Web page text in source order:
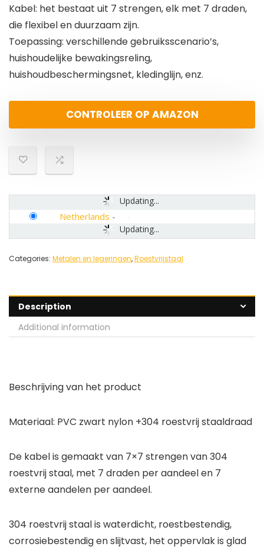
Kabel: het bestaat uit 7 strengen, elk met 7 draden,
die flexibel en duurzaam zijn.
Toepassing: verschillende gebruiksscenario’s,
huishoudelijke bewakingsreling,
huishoudbeschermingsnet, kledinglijn, enz.
CONTROLEER OP AMAZON
Updating...
Updating...
Netherlands -
Categories: Metalen en legeringen,Roestvrijstaal
Description
Additional information
Beschrijving van het product
Materiaal: PVC zwart nylon +304 roestvrij staaldraad
De kabel is gemaakt van 7×7 strengen van 304
roestvrij staal, met 7 draden per aandeel en 7
externe aandelen per aandeel.
304 roestvrij staal is waterdicht, roestbestendig,
corrosiebestendig en slijtvast, het oppervlak is glad